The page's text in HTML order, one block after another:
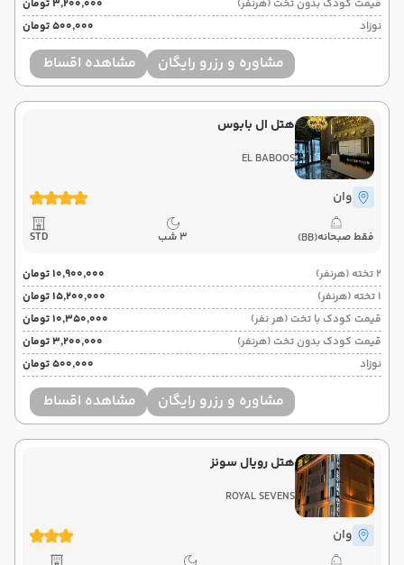
قیمت کودک بدون تخت (هرنفر)
۳٬۲۰۰٬۰۰۰ تومان
نوزاد
۵۰۰٬۰۰۰ تومان
مشاوره و رزرو رایگان مشاهده اقساط
هتل ال بابوس
EL BABOOS
وان
فقط صبحانه(BB) 3 شب STD
2 تخته (هرنفر)
۱۰٬۹۰۰٬۰۰۰ تومان
1 تخته (هرنفر)
۱۵٬۲۰۰٬۰۰۰ تومان
قیمت کودک با تخت (هر نفر)
۱۰٬۳۵۰٬۰۰۰ تومان
قیمت کودک بدون تخت (هرنفر)
۳٬۲۰۰٬۰۰۰ تومان
نوزاد
۵۰۰٬۰۰۰ تومان
مشاوره و رزرو رایگان مشاهده اقساط
هتل رویال سونز
ROYAL SEVENS
وان